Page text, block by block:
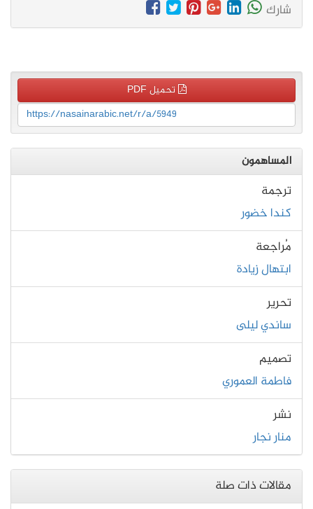
شارك
تحميل PDF
https://nasainarabic.net/r/a/5949
المساهمون
ترجمة
كندا خضور
مُراجعة
ابتهال زيادة
تحرير
ساندي ليلى
تصميم
فاطمة العموري
نشر
منار نجار
مقالات ذات صلة